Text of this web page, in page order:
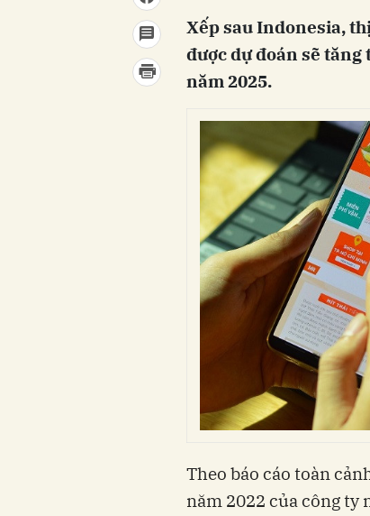
Xếp sau Indonesia,
được dự đoán sẽ tăng
năm 2025.
Theo báo cáo toàn
năm 2022 của công